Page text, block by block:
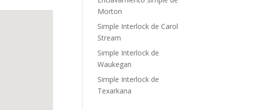
Morton
Simple Interlock de Carol
Stream
Simple Interlock de
Waukegan
Simple Interlock de
Texarkana